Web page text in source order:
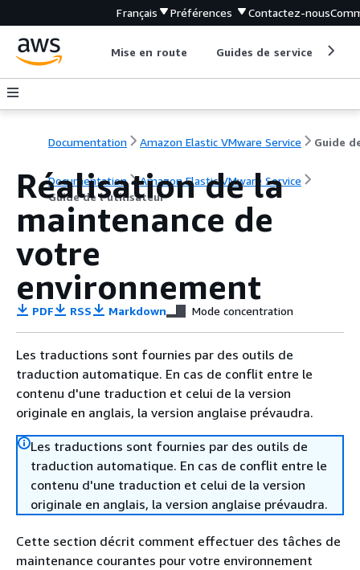
Français Préférences Contactez-nous
Mise en route Guides de service
Documentation Amazon Elastic VMware Service
Documentation
Amazon Elastic VMware Service
Guide de l’utilisateur
Réalisation de la
maintenance de
votre
environnement
PDF RSS Markdown Mode concentration
Les traductions sont fournies par des outils de
traduction automatique. En cas de conflit entre le
contenu d'une traduction et celui de la version
originale en anglais, la version anglaise prévaudra.
Les traductions sont fournies par des outils de
traduction automatique. En cas de conflit entre le
contenu d'une traduction et celui de la version
originale en anglais, la version anglaise prévaudra.
Cette section décrit comment effectuer des tâches de
maintenance courantes pour votre environnement